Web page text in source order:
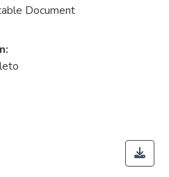
Document